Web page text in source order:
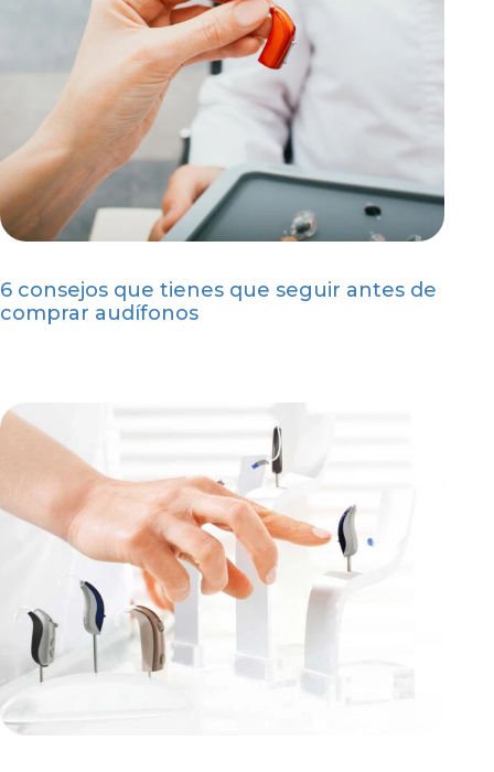
6 consejos que tienes que seguir antes de
comprar audífonos